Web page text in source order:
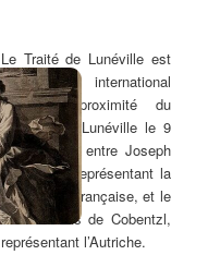
Le Traité de Lunéville est
un Traité international
signé à proximité du
château de Lunéville le 9
février 1801 entre Joseph
Bonaparte, représentant la
République française, et le
comte Louis de Cobentzl,
représentant l’Autriche.